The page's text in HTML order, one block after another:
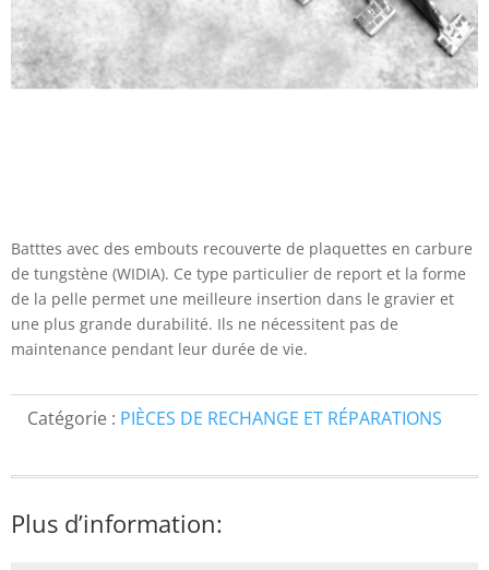
Batttes avec des embouts recouverte de plaquettes en carbure
de tungstène (WIDIA). Ce type particulier de report et la forme
de la pelle permet une meilleure insertion dans le gravier et
une plus grande durabilité. Ils ne nécessitent pas de
maintenance pendant leur durée de vie.
Catégorie : PIÈCES DE RECHANGE ET RÉPARATIONS
Plus d’information: